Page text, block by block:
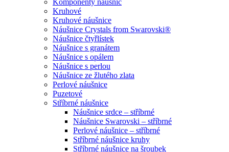
Komponenty náušnic
Kruhové
Kruhové náušnice
Náušnice Crystals from Swarovski®
Náušnice čtyřlístek
Náušnice s granátem
Náušnice s opálem
Náušnice s perlou
Náušnice ze žlutého zlata
Perlové náušnice
Puzetové
Stříbrné náušnice
Náušnice srdce – stříbrné
Náušnice Swarovski – stříbrné
Perlové náušnice – stříbrné
Stříbrné náušnice kruhy
Stříbrné náušnice na šroubek